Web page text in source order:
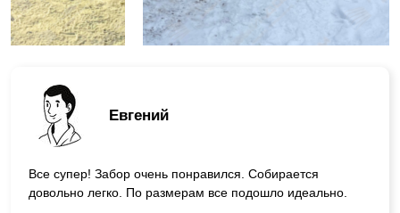
Евгений
Все супер! Забор очень понравился. Собирается
довольно легко. По размерам все подошло идеально.